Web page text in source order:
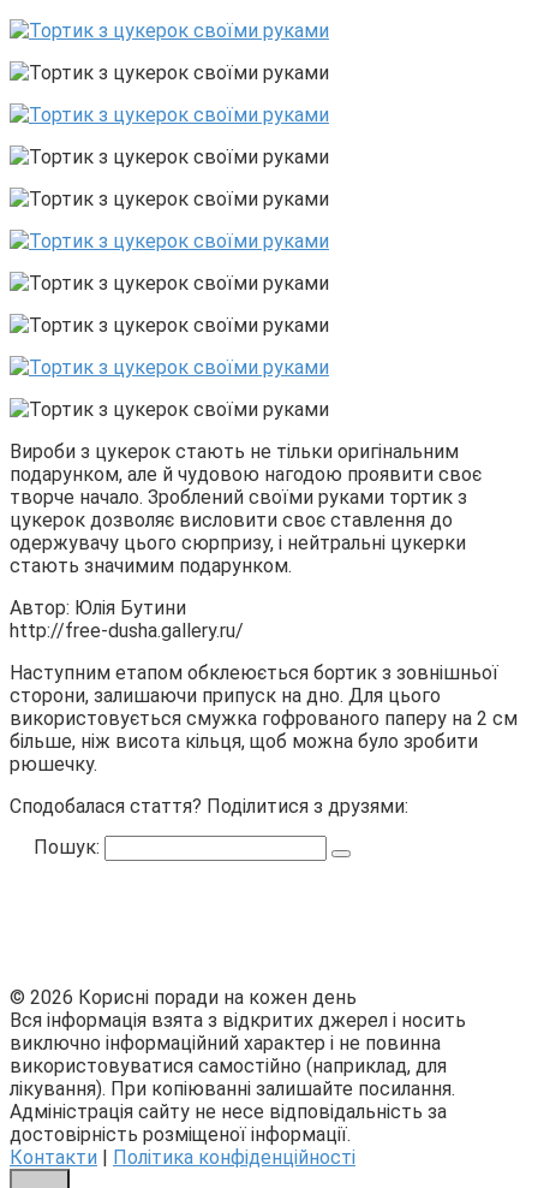
Вироби з цукерок стають не тільки оригінальним
подарунком, але й чудовою нагодою проявити своє
творче начало. Зроблений своїми руками тортик з
цукерок дозволяє висловити своє ставлення до
одержувачу цього сюрпризу, і нейтральні цукерки
стають значимим подарунком.
Автор: Юлія Бутини
http://free-dusha.gallery.ru/
Наступним етапом обклеюється бортик з зовнішньої
сторони, залишаючи припуск на дно. Для цього
використовується смужка гофрованого паперу на 2 см
більше, ніж висота кільця, щоб можна було зробити
рюшечку.
Сподобалася стаття? Поділитися з друзями:
Пошук:
© 2026 Корисні поради на кожен день
Вся інформація взята з відкритих джерел і носить
виключно інформаційний характер і не повинна
використовуватися самостійно (наприклад, для
лікування). При копіюванні залишайте посилання.
Адміністрація сайту не несе відповідальність за
достовірність розміщеної інформації.
Контакти | Політика конфіденційності